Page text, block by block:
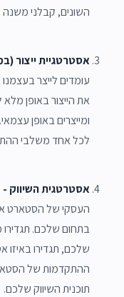
השונים, קבלני משנה
אסטרטגיית ייצור
עומדים לייצר
את הייצור באופן
ומייצרים באופן
לכל אחד משלבי
אסטרטגית השיווק -
העסקי של הסטארט
בתחום שלכם. תגדירו
שלכם, תגדירו
ההתקדמות של
תוכנית השיווק שלכם.